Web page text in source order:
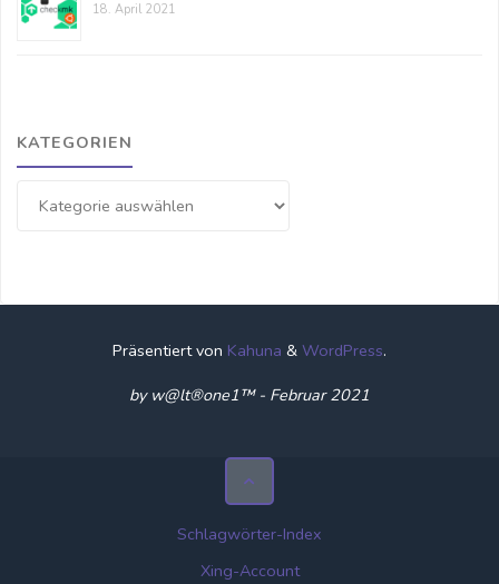
18. April 2021
KATEGORIEN
Präsentiert von Kahuna & WordPress.
by w@lt®one1™ - Februar 2021
Schlagwörter-Index
Xing-Account